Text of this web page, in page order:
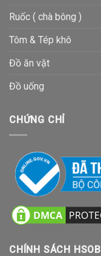
Ruốc ( chà bông )
Tôm & Tép khô
Đồ ăn vặt
Đồ uống
CHỨNG CHỈ
CHÍNH SÁCH HSOB